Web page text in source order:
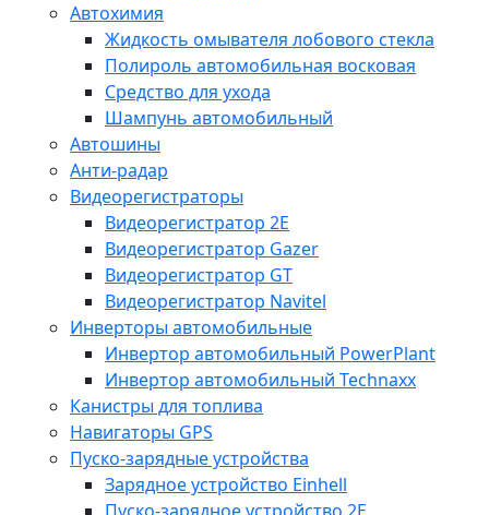
Автохимия
Жидкость омывателя лобового стекла
Полироль автомобильная восковая
Средство для ухода
Шампунь автомобильный
Автошины
Анти-радар
Видеорегистраторы
Видеорегистратор 2E
Видеорегистратор Gazer
Видеорегистратор GT
Видеорегистратор Navitel
Инверторы автомобильные
Инвертор автомобильный PowerPlant
Инвертор автомобильный Technaxx
Канистры для топлива
Навигаторы GPS
Пуско-зарядные устройства
Зарядное устройство Einhell